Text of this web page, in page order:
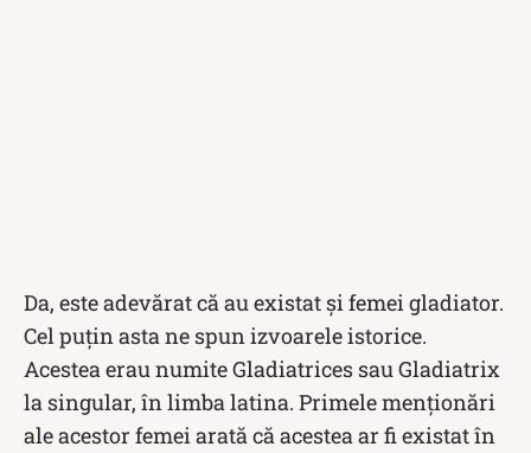
Da, este adevărat că au existat și femei gladiator.
Cel puțin asta ne spun izvoarele istorice.
Acestea erau numite Gladiatrices sau Gladiatrix
la singular, în limba latina. Primele menționări
ale acestor femei arată că acestea ar fi existat în